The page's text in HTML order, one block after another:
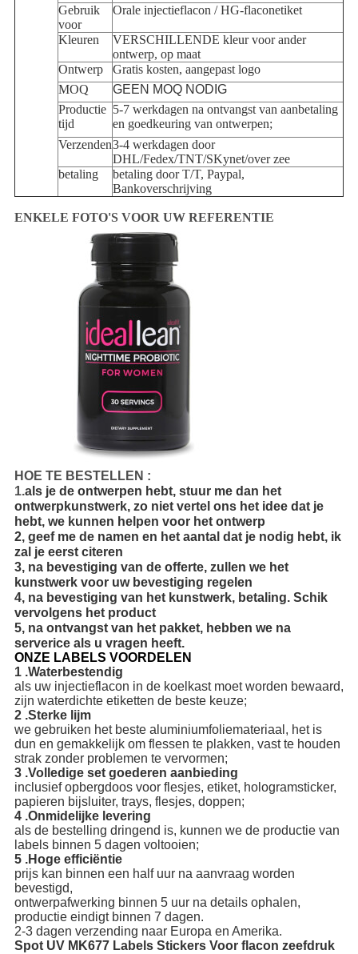
Gebruik
voor
Orale injectieflacon / HG-flaconetiket
Kleuren
VERSCHILLENDE kleur voor ander
ontwerp, op maat
Ontwerp
Gratis kosten, aangepast logo
MOQ
GEEN MOQ NODIG
Productie
tijd
5-7 werkdagen na ontvangst van aanbetaling
en goedkeuring van ontwerpen;
Verzenden3-4 werkdagen door
DHL/Fedex/TNT/SKynet/over zee
betaling
betaling door T/T, Paypal,
Bankoverschrijving
ENKELE FOTO'S VOOR UW REFERENTIE
HOE TE BESTELLEN :
1.als je de ontwerpen hebt, stuur me dan het
ontwerpkunstwerk, zo niet vertel ons het idee dat je
hebt, we kunnen helpen voor het ontwerp
2, geef me de namen en het aantal dat je nodig hebt, ik
zal je eerst citeren
3, na bevestiging van de offerte, zullen we het
kunstwerk voor uw bevestiging regelen
4, na bevestiging van het kunstwerk, betaling. Schik
vervolgens het product
5, na ontvangst van het pakket, hebben we na
serverice als u vragen heeft.
ONZE LABELS VOORDELEN
1 .Waterbestendig
als uw injectieflacon in de koelkast moet worden bewaard,
zijn waterdichte etiketten de beste keuze;
2 .Sterke lijm
we gebruiken het beste aluminiumfoliemateriaal, het is
dun en gemakkelijk om flessen te plakken, vast te houden
strak zonder problemen te vervormen;
3 .Volledige set goederen aanbieding
inclusief opbergdoos voor flesjes, etiket, hologramsticker,
papieren bijsluiter, trays, flesjes, doppen;
4 .Onmidelijke levering
als de bestelling dringend is, kunnen we de productie van
labels binnen 5 dagen voltooien;
5 .Hoge efficiëntie
prijs kan binnen een half uur na aanvraag worden
bevestigd,
ontwerpafwerking binnen 5 uur na details ophalen,
productie eindigt binnen 7 dagen.
2-3 dagen verzending naar Europa en Amerika.
Spot UV MK677 Labels Stickers Voor flacon zeefdruk